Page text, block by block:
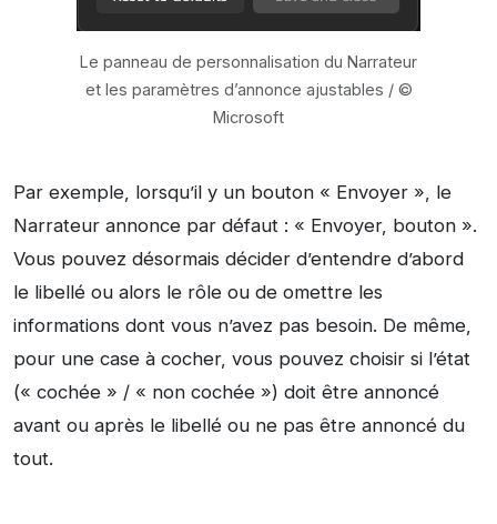
Le panneau de personnalisation du Narrateur
et les paramètres d’annonce ajustables / ©
Microsoft
Par exemple, lorsqu’il y un bouton « Envoyer », le
Narrateur annonce par défaut : « Envoyer, bouton ».
Vous pouvez désormais décider d’entendre d’abord
le libellé ou alors le rôle ou de omettre les
informations dont vous n’avez pas besoin. De même,
pour une case à cocher, vous pouvez choisir si l’état
(« cochée » / « non cochée ») doit être annoncé
avant ou après le libellé ou ne pas être annoncé du
tout.